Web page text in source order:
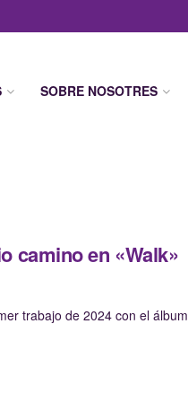
SOBRE NOSOTRES
camino en «Walk»
trabajo de 2024 con el álbum